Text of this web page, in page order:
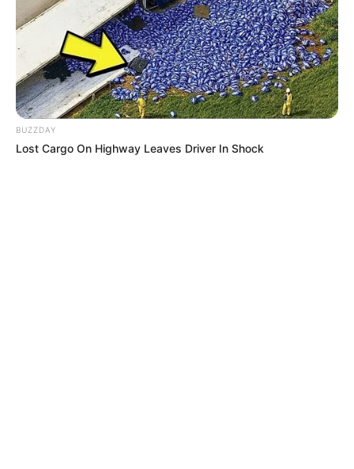
BUZZDAY
Lost Cargo On Highway Leaves Driver In Shock